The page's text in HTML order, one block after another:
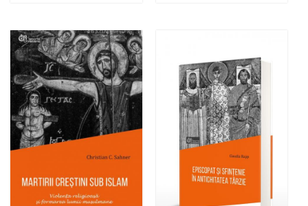
Adaugă în coș Wishlist